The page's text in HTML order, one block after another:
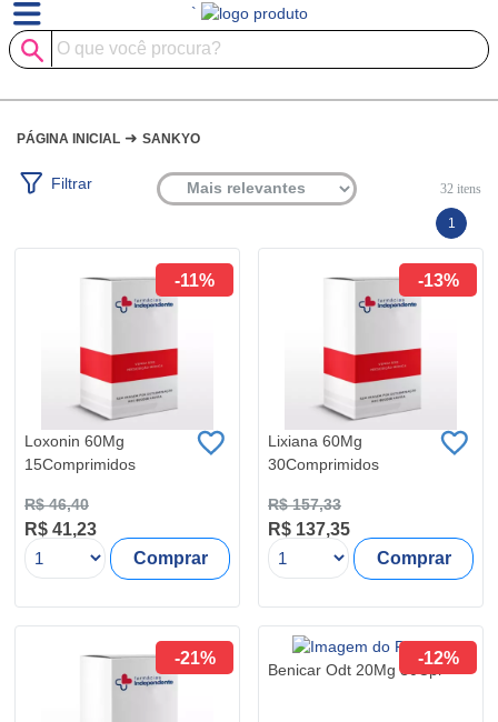
`
PÁGINA INICIAL ➜ SANKYO
Filtrar 32itens
1
-11%
Loxonin 60Mg
15Comprimidos
R$ 46,40
R$ 41,23
Comprar
-13%
Lixiana 60Mg
30Comprimidos
R$ 157,33
R$ 137,35
Comprar
-21% -12%
Benicar Odt 20Mg 30Cpr